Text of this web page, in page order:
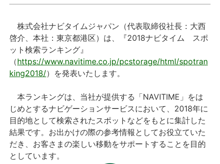
English
株式会社ナビタイムジャパン（代表取締役社長：大西
啓介、本社：東京都港区）は、『2018ナビタイム スポ
ット検索ランキング』
（https://www.navitime.co.jp/pcstorage/html/spotran
king2018/）を発表いたします。
本ランキングは、当社が提供する「NAVITIME」をは
じめとするナビゲーションサービスにおいて、2018年に
目的地として検索されたスポットなどをもとに集計した
結果です。お出かけの際の参考情報としてお役立ていた
だき、お客さまの楽しい移動をサポートすることを目的
としています。